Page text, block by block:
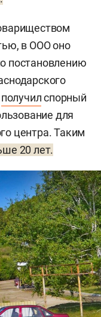
в ООО оно
постановлению
получилспорный
для
центра. Таким
20 лет.